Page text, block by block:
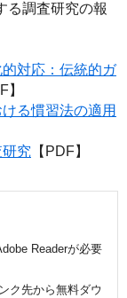
る調査研究の報
対応：伝統的ガ
】
る慣習法の適用
究 【PDF】
Readerが必要
ク先から無料ダウ